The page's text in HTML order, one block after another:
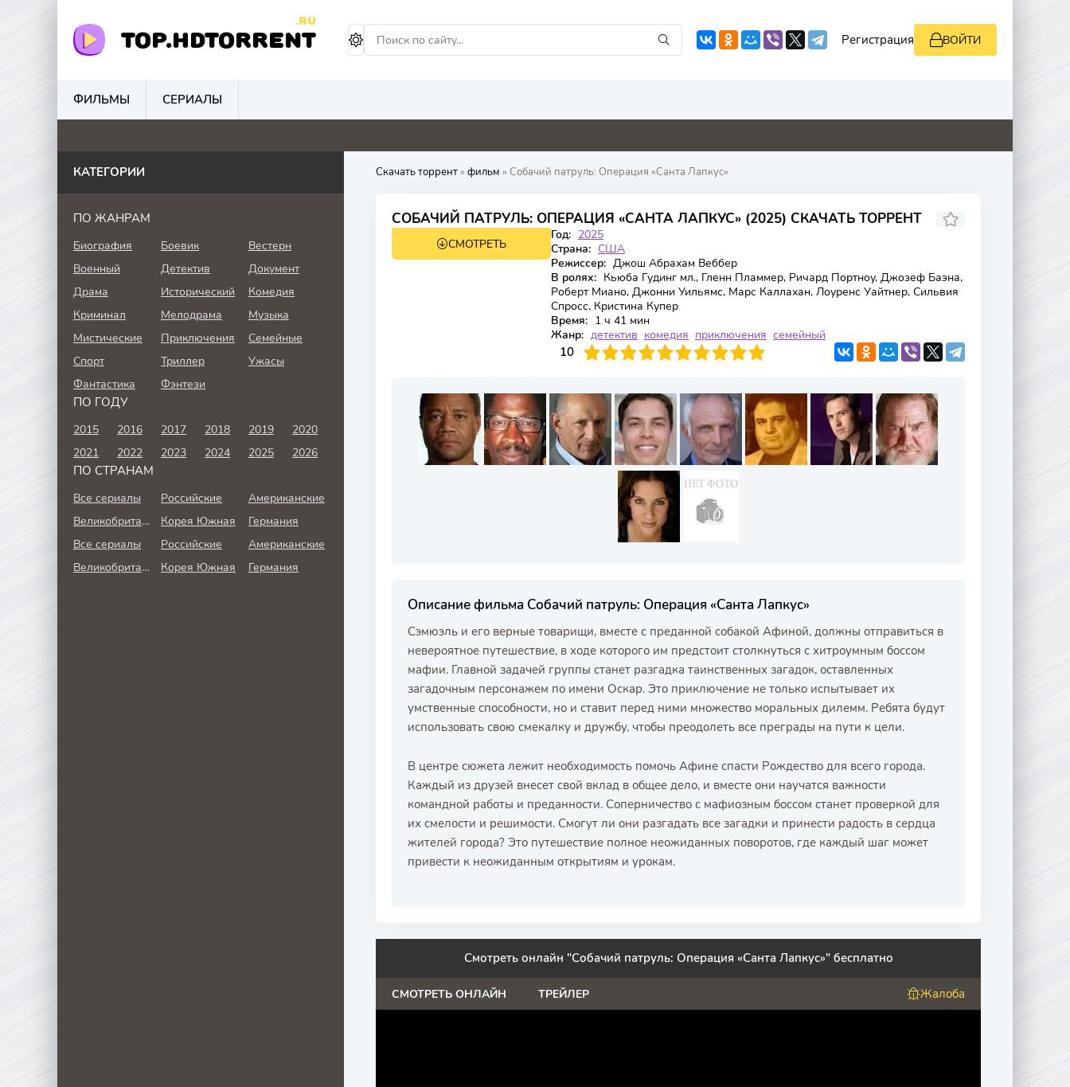
TOP.HDTORRENT
.RU
Регистрация ВОЙТИ
ФИЛЬМЫ СЕРИАЛЫ
3 0 0 0 2.2 0 0 0 2 0 0
Скачать торрент» фильм » Собачий патруль: Операция «Санта Лапкус»
СОБАЧИЙ ПАТРУЛЬ: ОПЕРАЦИЯ «САНТА ЛАПКУС» (2025) СКАЧАТЬ ТОРРЕНТ
6.8
СМОТРЕТЬ
Год: 2025
Страна: США
Режиссер: Джош Абрахам Веббер
В ролях: Кьюба Гудинг мл., Гленн Пламмер, Ричард Портноу, Джозеф Баэна,
Роберт Миано, Джонни Уильямс, Марс Каллахан, Лоуренс Уайтнер, Сильвия
Спросс, Кристина Купер
Время: 1 ч 41 мин
Жанр: детектив комедия приключения семейный
10
4 6 7 8 9 10
Описание фильма Собачий патруль: Операция «Санта Лапкус»
Сэмюэль и его верные товарищи, вместе с преданной собакой Афиной, должны отправиться в
невероятное путешествие, в ходе которого им предстоит столкнуться с хитроумным боссом
мафии. Главной задачей группы станет разгадка таинственных загадок, оставленных
загадочным персонажем по имени Оскар. Это приключение не только испытывает их
умственные способности, но и ставит перед ними множество моральных дилемм. Ребята будут
использовать свою смекалку и дружбу, чтобы преодолеть все преграды на пути к цели.
В центре сюжета лежит необходимость помочь Афине спасти Рождество для всего города.
Каждый из друзей внесет свой вклад в общее дело, и вместе они научатся важности
командной работы и преданности. Соперничество с мафиозным боссом станет проверкой для
их смелости и решимости. Смогут ли они разгадать все загадки и принести радость в сердца
жителей города? Это путешествие полное неожиданных поворотов, где каждый шаг может
привести к неожиданным открытиям и урокам.
Смотреть онлайн "Собачий патруль: Операция «Санта Лапкус»" бесплатно
СМОТРЕТЬ ОНЛАЙН ТРЕЙЛЕР Жалоба
КАТЕГОРИИ
ПО ЖАНРАМ
Биография Боевик
Вестерн
Военный
Детектив
Документ
Драма
Исторический
Комедия
Криминал
Мелодрама
Музыка
Мистические
Приключения
Семейные
Спорт
Триллер
Ужасы
Фантастика
Фэнтези
ПО ГОДУ
2015 2016 2017 2018 2019
2020
2021
2022 2023 2024 2025 2026
ПО СТРАНАМ
Все сериалы Российские
Американские
Великобритания
Корея Южная
Германия
Все сериалы
Российские
Американские
Великобритания
Корея Южная Германия